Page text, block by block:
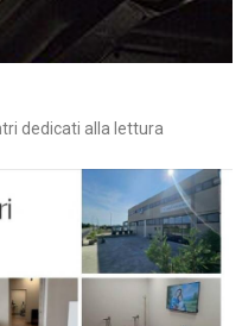
dedicati alla lettura